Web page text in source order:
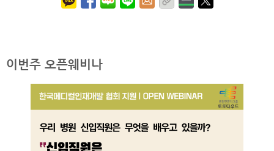
이번주 오픈웨비나